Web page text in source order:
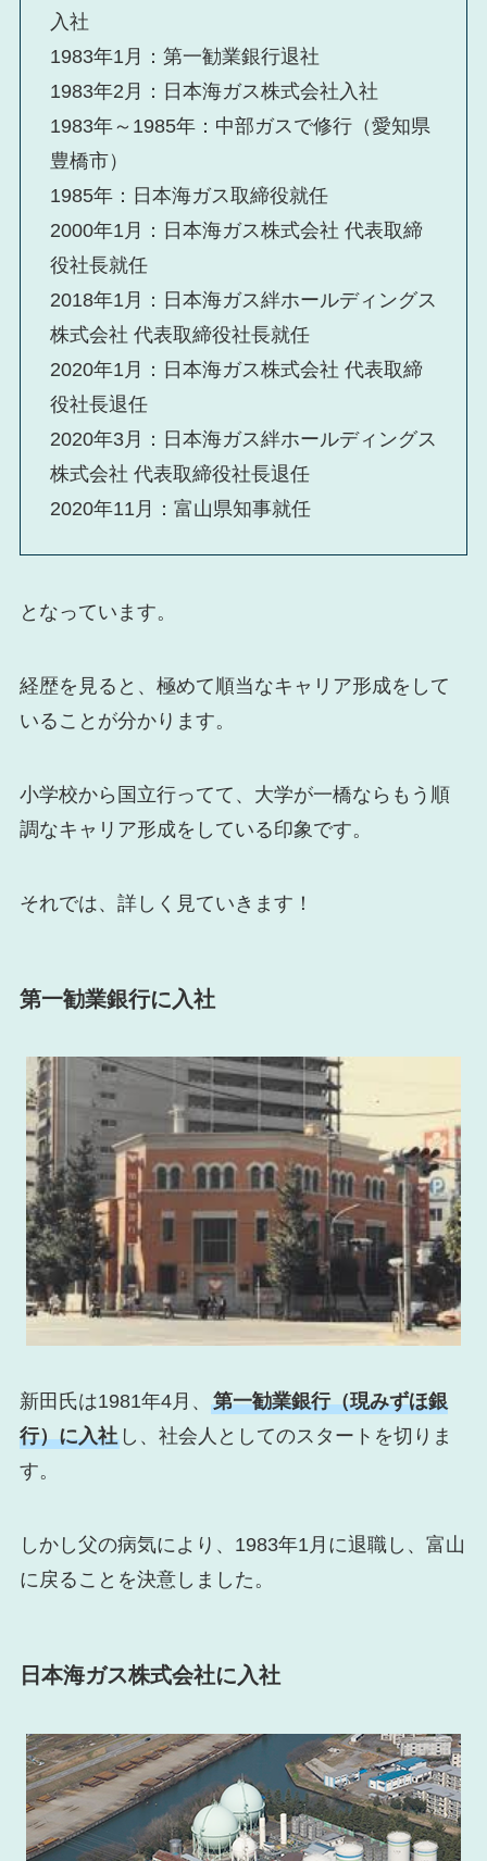
入社
1983年1月：第一勧業銀行退社
1983年2月：日本海ガス株式会社入社
1983年～1985年：中部ガスで修行（愛知県
豊橋市）
1985年：日本海ガス取締役就任
2000年1月：日本海ガス株式会社 代表取締
役社長就任
2018年1月：日本海ガス絆ホールディングス
株式会社 代表取締役社長就任
2020年1月：日本海ガス株式会社 代表取締
役社長退任
2020年3月：日本海ガス絆ホールディングス
株式会社 代表取締役社長退任
2020年11月：富山県知事就任
となっています。
経歴を見ると、極めて順当なキャリア形成をして
いることが分かります。
小学校から国立行ってて、大学が一橋ならもう順
調なキャリア形成をしている印象です。
それでは、詳しく見ていきます！
第一勧業銀行に入社
新田氏は1981年4月、 第一勧業銀行（現みずほ銀
行）に入社し、社会人としてのスタートを切りま
す。
しかし父の病気により、1983年1月に退職し、富山
に戻ることを決意しました。
日本海ガス株式会社に入社